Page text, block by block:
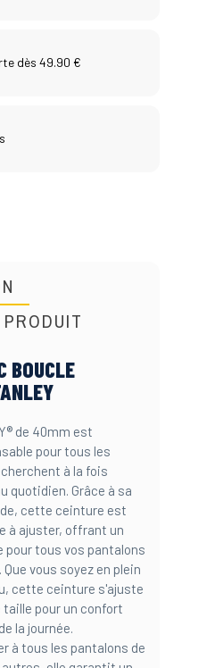
dès 49.90 €
BOUCLE
de 40mm est
pour tous les
à la fois
quotidien. Grâce à sa
cette ceinture est
à ajuster, offrant un
tous vos pantalons
vous soyez en plein
cette ceinture s'ajuste
pour un confort
la journée.
à tous les pantalons de